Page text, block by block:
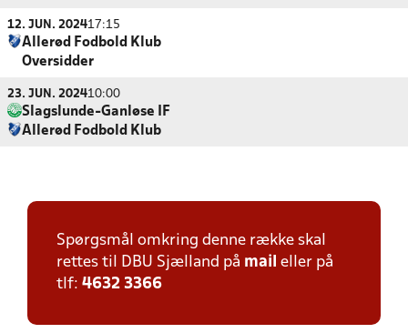
12. JUN. 202417:15
Allerød Fodbold Klub
Oversidder
23. JUN. 202410:00
Slagslunde-Ganløse IF
Allerød Fodbold Klub
Spørgsmål omkring denne række skal
rettes til DBU Sjælland på mail eller på
tlf: 4632 3366